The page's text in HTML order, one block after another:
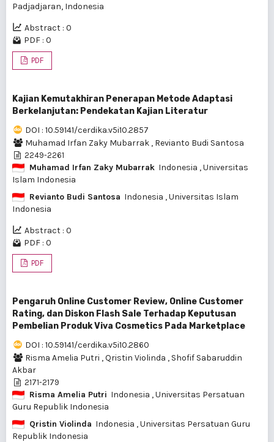
Padjadjaran, Indonesia
Abstract : 0
PDF : 0
PDF
Kajian Kemutakhiran Penerapan Metode Adaptasi
Berkelanjutan: Pendekatan Kajian Literatur
DOI : 10.59141/cerdika.v5i10.2857
Muhamad Irfan Zaky Mubarrak , Revianto Budi Santosa
2249-2261
Muhamad Irfan Zaky Mubarrak Indonesia , Universitas
Islam Indonesia
Revianto Budi Santosa Indonesia , Universitas Islam
Indonesia
Abstract : 0
PDF : 0
PDF
Pengaruh Online Customer Review, Online Customer
Rating, dan Diskon Flash Sale Terhadap Keputusan
Pembelian Produk Viva Cosmetics Pada Marketplace
DOI : 10.59141/cerdika.v5i10.2860
Risma Amelia Putri ,Qristin Violinda , Shofif Sabaruddin
Akbar
2171-2179
Risma Amelia Putri Indonesia , Universitas Persatuan
Guru Republik Indonesia
Qristin Violinda Indonesia , Universitas Persatuan Guru
Republik Indonesia